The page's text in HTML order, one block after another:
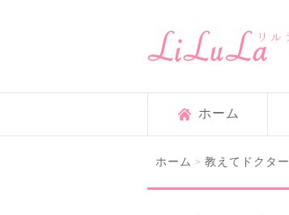
ホーム
ホーム > 教えてドクター